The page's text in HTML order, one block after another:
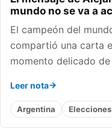
mundo no se va a
El campeón del
compartió una carta
momento delicado
Leer nota
Argentina Elecciones